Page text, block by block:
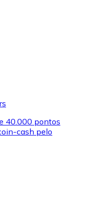
marcas favoritas
40.000 pontos
cash pelo